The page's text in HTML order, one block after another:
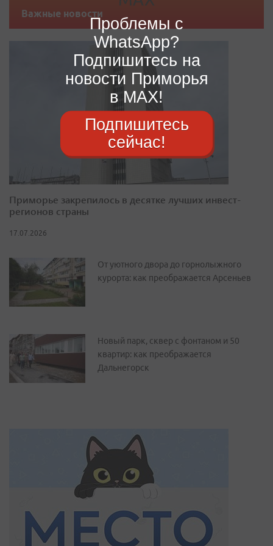
Важные новости
Приморье закрепилось в десятке лучших инвест-
регионов страны
17.07.2026
От уютного двора до горнолыжного
курорта: как преображается Арсеньев
Новый парк, сквер с фонтаном и 50
квартир: как преображается
Дальнегорск
Проблемы с
WhatsApp?
Подпишитесь на
новости Приморья
в MAX!
Подпишитесь
сейчас!